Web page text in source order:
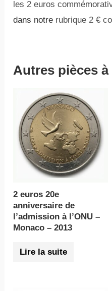
les 2 euros
dans notre rubrique 2 €
Autres pièces
2 euros 20e
anniversaire de
l’admission à l’ONU –
Monaco – 2013
Lire la suite